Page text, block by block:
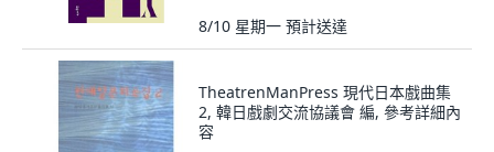
8/10 星期一 預計送達
TheatrenManPress 現代日本戲曲集
2, 韓日戲劇交流協議會 編, 參考詳細內
容